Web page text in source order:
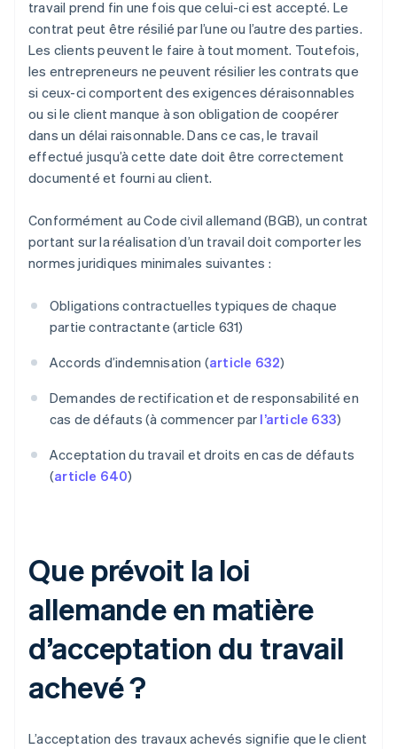
travail prend fin une fois que celui-ci est accepté. Le
contrat peut être résilié par l’une ou l’autre des parties.
Les clients peuvent le faire à tout moment. Toutefois,
les entrepreneurs ne peuvent résilier les contrats que
si ceux-ci comportent des exigences déraisonnables
ou si le client manque à son obligation de coopérer
dans un délai raisonnable. Dans ce cas, le travail
effectué jusqu’à cette date doit être correctement
documenté et fourni au client.
Conformément au Code civil allemand (BGB), un contrat
portant sur la réalisation d’un travail doit comporter les
normes juridiques minimales suivantes :
Obligations contractuelles typiques de chaque
partie contractante (article 631)
Accords d’indemnisation (article 632)
Demandes de rectification et de responsabilité en
cas de défauts (à commencer par l’article 633)
Acceptation du travail et droits en cas de défauts
(article 640)
Que prévoit la loi
allemande en matière
d’acceptation du travail
achevé ?
L’acceptation des travaux achevés signifie que le client